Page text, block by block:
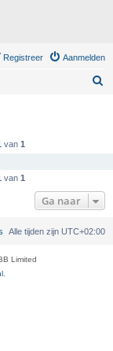
Aanmelden
Registreer
van 1
van 1
Ga naar
Alle tijden zijn UTC+02:00
Limited